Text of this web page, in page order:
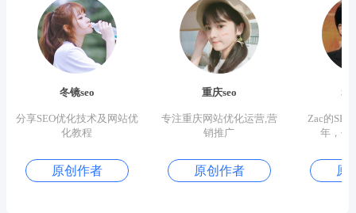
冬镜seo
分享SEO优化技术及网站优
化教程
原创作者
重庆seo
专注重庆网站优化运营,营
销推广
原创作者
Zac的
年，优
原